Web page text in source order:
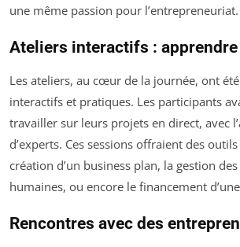
une même passion pour l’entrepreneuriat.
Ateliers interactifs :
Les ateliers, au cœur de la journée, ont
interactifs et pratiques. Les participants
travailler sur leurs projets en direct, avec
d’experts. Ces sessions offraient des
création d’un business plan, la gestion
humaines, ou encore le financement
Rencontres avec des